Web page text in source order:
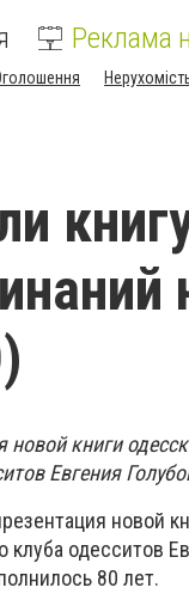
Реклама
книги
Евгения
новой
одесситов
80 лет.